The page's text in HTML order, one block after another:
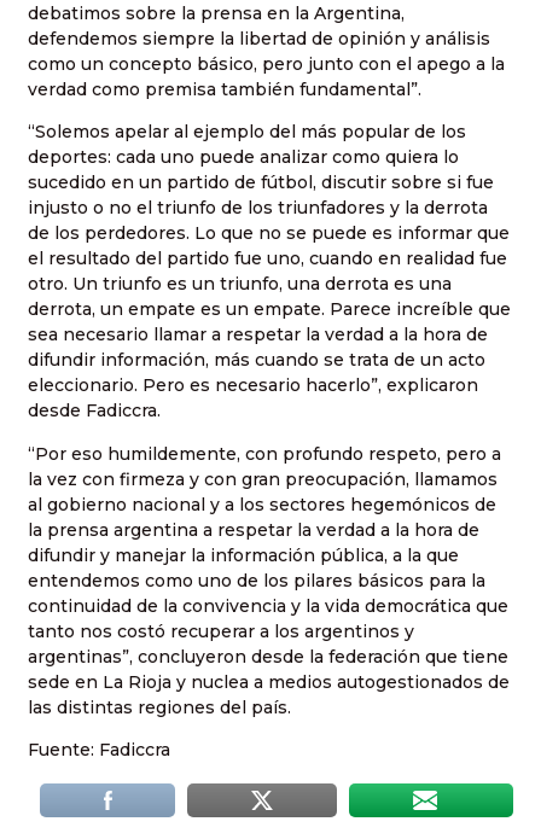
debatimos sobre la prensa en la Argentina,
defendemos siempre la libertad de opinión y análisis
como un concepto básico, pero junto con el apego a la
verdad como premisa también fundamental”.
“Solemos apelar al ejemplo del más popular de los
deportes: cada uno puede analizar como quiera lo
sucedido en un partido de fútbol, discutir sobre si fue
injusto o no el triunfo de los triunfadores y la derrota
de los perdedores. Lo que no se puede es informar que
el resultado del partido fue uno, cuando en realidad fue
otro. Un triunfo es un triunfo, una derrota es una
derrota, un empate es un empate. Parece increíble que
sea necesario llamar a respetar la verdad a la hora de
difundir información, más cuando se trata de un acto
eleccionario. Pero es necesario hacerlo”, explicaron
desde Fadiccra.
“Por eso humildemente, con profundo respeto, pero a
la vez con firmeza y con gran preocupación, llamamos
al gobierno nacional y a los sectores hegemónicos de
la prensa argentina a respetar la verdad a la hora de
difundir y manejar la información pública, a la que
entendemos como uno de los pilares básicos para la
continuidad de la convivencia y la vida democrática que
tanto nos costó recuperar a los argentinos y
argentinas”, concluyeron desde la federación que tiene
sede en La Rioja y nuclea a medios autogestionados de
las distintas regiones del país.
Fuente: Fadiccra